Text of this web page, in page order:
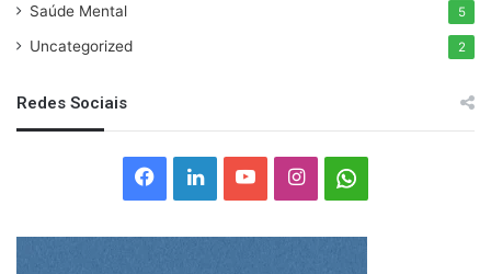
Saúde Mental 5
Uncategorized 2
Redes Sociais
Facebook
LinkedinYouTubeInstagram